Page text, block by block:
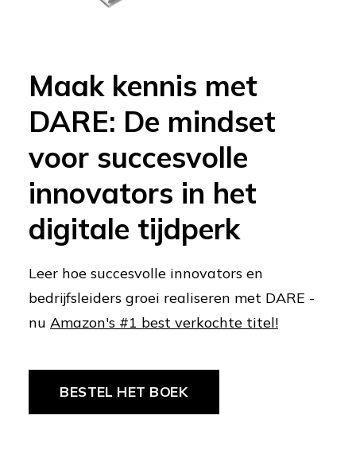
Maak kennis met
DARE: De mindset
voor succesvolle
innovators in het
digitale tijdperk
Leer hoe succesvolle innovators en
bedrijfsleiders groei realiseren met DARE -
nu Amazon's #1 best verkochte titel!
BESTEL HET BOEK